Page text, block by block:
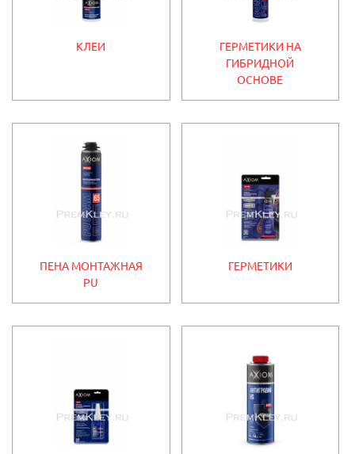
КЛЕИ
ГЕРМЕТИКИ НА
ГИБРИДНОЙ
ОСНОВЕ
ПЕНА МОНТАЖНАЯ
PU
ГЕРМЕТИКИ